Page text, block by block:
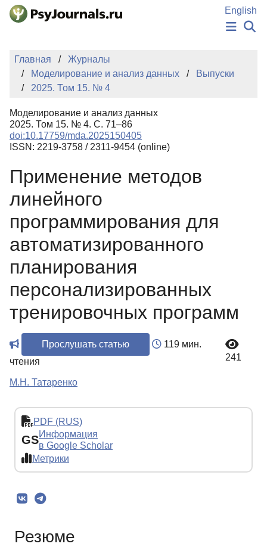
Перейти к основному содержанию
English
НОВОСТИ
АВТОРЫ
КЛЮЧЕВЫЕ СЛОВА
Регистрация
Главная
Журналы
Моделирование и анализ данных
Выпуски
2025. Том 15. № 4
Моделирование и анализ данных
2025. Том 15. № 4. С. 71–86
doi:10.17759/mda.2025150405
ISSN: 2219-3758 / 2311-9454 (online)
Применение методов
линейного
программирования для
автоматизированного
планирования
персонализированных
тренировочных программ
Прослушать статью
119 мин.
чтения
241
М.Н. Татаренко
PDF (RUS)
GSИнформация
в Google Scholar
Метрики
Резюме